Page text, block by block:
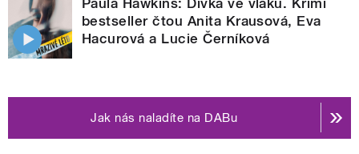
bestseller čtou Anita Krausová, Eva
Hacurová a Lucie Černíková
Jak nás naladíte na DABu